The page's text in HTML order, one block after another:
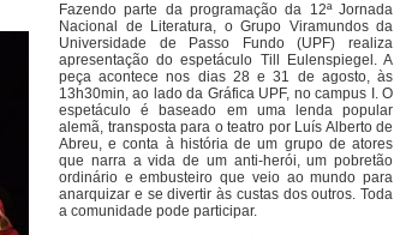
Fazendo parte da programação da 12ª Jornada
Nacional de Literatura, o Grupo Viramundos da
Universidade de Passo Fundo (UPF) realiza
apresentação do espetáculo Till Eulenspiegel. A
peça acontece nos dias 28 e 31 de agosto, às
13h30min, ao lado da Gráfica UPF, no campus I. O
espetáculo é baseado em uma lenda popular
alemã, transposta para o teatro por Luís Alberto de
Abreu, e conta à história de um grupo de atores
que narra a vida de um anti-herói, um pobretão
ordinário e embusteiro que veio ao mundo para
anarquizar e se divertir às custas dos outros. Toda
a comunidade pode participar.